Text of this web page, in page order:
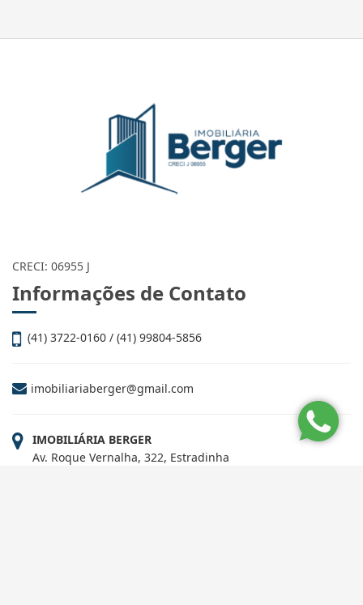
CRECI: 06955 J
Informações de Contato
(41) 3722-0160 / (41) 99804-5856
imobiliariaberger@gmail.com
IMOBILIÁRIA BERGER
Av. Roque Vernalha, 322, Estradinha